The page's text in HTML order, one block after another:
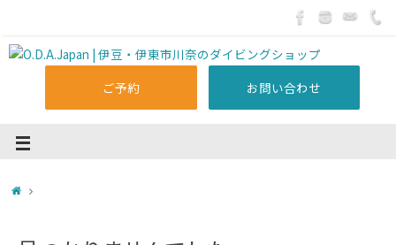
ご予約 お問い合わせ